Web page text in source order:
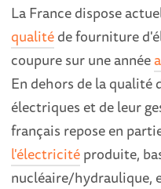
La France dispose
qualitéde fourniture
coupure sur une année
En dehors de la qualité
électriques et de leur
français repose en
l'électricitéproduite,
nucléaire/hydraulique,